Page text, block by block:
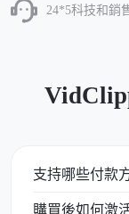
24*5科技和銷
支持哪些付款
購買後如何激